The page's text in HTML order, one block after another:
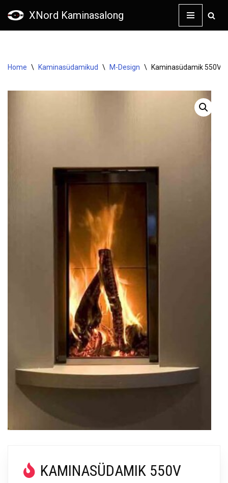
XNord Kaminasalong
Home \ Kaminasüdamikud \ M-Design \ Kaminasüdamik 550V
KAMINASÜDAMIK 550V